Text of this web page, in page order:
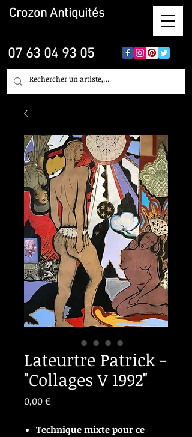
Crozon Antiquités
07 63 04 93 05
Lateurtre Patrick -
"Collages V 1992"
0,00 €Prix
Technique mixte pour ce